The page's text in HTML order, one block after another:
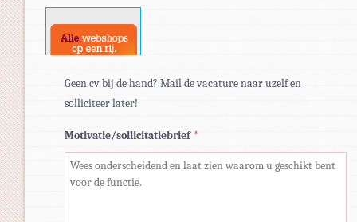
docx.
Geen cv bij de hand? Mail de vacature naar uzelf en
solliciteer later!
Motivatie/sollicitatiebrief *